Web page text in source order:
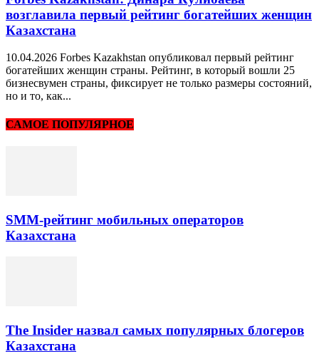
возглавила первый рейтинг богатейших женщин
Казахстана
10.04.2026 Forbes Kazakhstan опубликовал первый рейтинг
богатейших женщин страны. Рейтинг, в который вошли 25
бизнесвумен страны, фиксирует не только размеры состояний,
но и то, как...
САМОЕ ПОПУЛЯРНОЕ
SMM-рейтинг мобильных операторов
Казахстана
The Insider назвал самых популярных блогеров
Казахстана